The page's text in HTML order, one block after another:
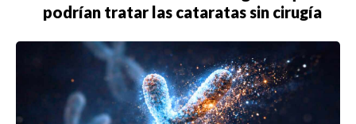
VIRALES
ENTRETENIMIENTO
SALUD
FORMULA 1
podrían tratar las cataratas sin cirugía